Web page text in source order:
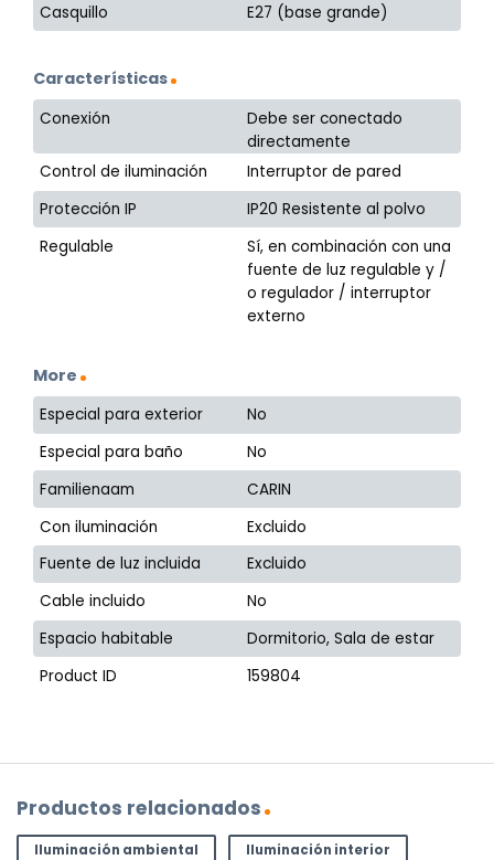
Casquillo E27 (base grande)
Características
Conexión
Debe ser conectado
directamente
Control de iluminación
Interruptor de pared
Protección IP
IP20 Resistente al polvo
Regulable
Sí, en combinación con una
fuente de luz regulable y /
o regulador / interruptor
externo
More
Especial para exterior
No
Especial para baño
No
Familienaam
CARIN
Con iluminación
Excluido
Fuente de luz incluida
Excluido
Cable incluido
No
Espacio habitable
Dormitorio, Sala de estar
Product ID
159804
Productos relacionados
Iluminación ambiental Iluminación interior